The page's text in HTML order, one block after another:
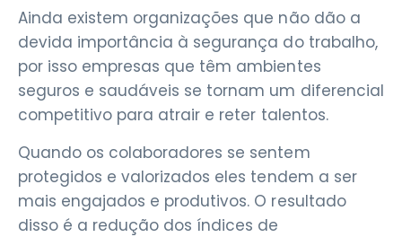
Ainda existem organizações que não dão a
devida importância à segurança do trabalho,
por isso empresas que têm ambientes
seguros e saudáveis se tornam um diferencial
competitivo para atrair e reter talentos.
Quando os colaboradores se sentem
protegidos e valorizados eles tendem a ser
mais engajados e produtivos. O resultado
disso é a redução dos índices de